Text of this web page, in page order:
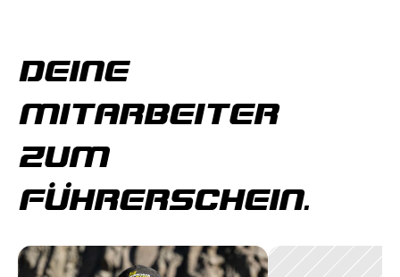
DEINE
MITARBEITER
ZUM
FÜHRERSCHEIN.